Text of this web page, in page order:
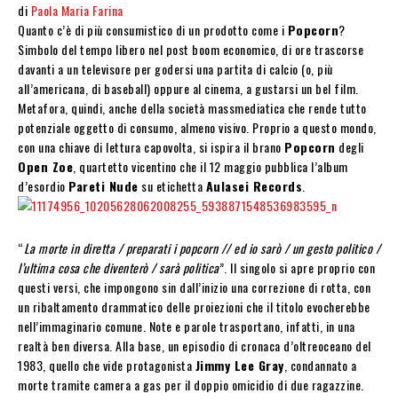
di Paola Maria Farina
Quanto c’è di più consumistico di un prodotto come i Popcorn?
Simbolo del tempo libero nel post boom economico, di ore trascorse
davanti a un televisore per godersi una partita di calcio (o, più
all’americana, di baseball) oppure al cinema, a gustarsi un bel film.
Metafora, quindi, anche della società massmediatica che rende tutto
potenziale oggetto di consumo, almeno visivo. Proprio a questo mondo,
con una chiave di lettura capovolta, si ispira il brano Popcorn degli
Open Zoe , quartetto vicentino che il 12 maggio pubblica l’album
d’esordio Pareti Nude su etichettaAulasei Records
“La morte in diretta / preparati i popcorn // ed io sarò / un gesto politico /
l’ultima cosa che diventerò / sarà politica”. Il singolo si apre proprio con
questi versi, che impongono sin dall’inizio una correzione di rotta, con
un ribaltamento drammatico delle proiezioni che il titolo evocherebbe
nell’immaginario comune. Note e parole trasportano, infatti, in una
realtà ben diversa. Alla base, un episodio di cronaca d’oltreoceano del
1983, quello che vide protagonistaJimmy Lee Gray , condannato a
morte tramite camera a gas per il doppio omicidio di due ragazzine.